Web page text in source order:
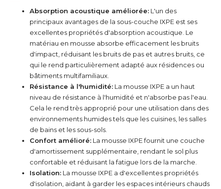
Absorption acoustique améliorée: L'un des
principaux avantages de la sous-couche IXPE est ses
excellentes propriétés d'absorption acoustique. Le
matériau en mousse absorbe efficacement les bruits
d'impact, réduisant les bruits de pas et autres bruits, ce
qui le rend particulièrement adapté aux résidences ou
bâtiments multifamiliaux.
Résistance à l'humidité: La mousse IXPE a un haut
niveau de résistance à l'humidité et n'absorbe pas l'eau.
Cela le rend très approprié pour une utilisation dans des
environnements humides tels que les cuisines, les salles
de bains et les sous-sols.
Confort amélioré: La mousse IXPE fournit une couche
d'amortissement supplémentaire, rendant le sol plus
confortable et réduisant la fatigue lors de la marche.
Isolation: La mousse IXPE a d'excellentes propriétés
d'isolation, aidant à garder les espaces intérieurs chauds